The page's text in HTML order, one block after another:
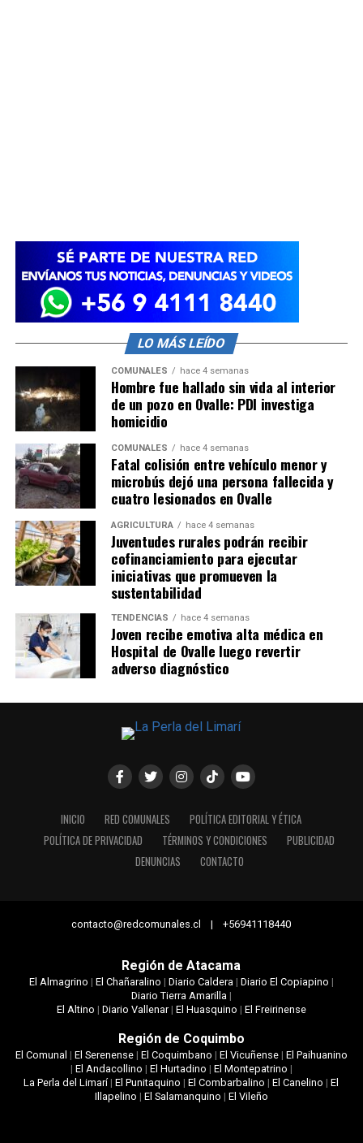
LO MÁS LEÍDO
COMUNALES hace 4 semanas
Hombre fue hallado sin vida al interior
de un pozo en Ovalle: PDI investiga
homicidio
COMUNALES hace 4 semanas
Fatal colisión entre vehículo menor y
microbús dejó una persona fallecida y
cuatro lesionados en Ovalle
AGRICULTURA hace 4 semanas
Juventudes rurales podrán recibir
cofinanciamiento para ejecutar
iniciativas que promueven la
sustentabilidad
TENDENCIAS hace 4 semanas
Joven recibe emotiva alta médica en
Hospital de Ovalle luego revertir
adverso diagnóstico
INICIO RED COMUNALES
POLÍTICA EDITORIAL Y ÉTICA
POLÍTICA DE PRIVACIDAD
TÉRMINOS Y CONDICIONES
PUBLICIDAD
DENUNCIAS
CONTACTO
contacto@redcomunales.cl | +56941118440
Región de Atacama
El Almagrino | El Chañaralino | Diario Caldera| Diario El Copiapino |
Diario Tierra Amarilla|
El Altino | Diario Vallenar| El Huasquino | El Freirinense
Región de Coquimbo
El Comunal | El Serenense| El Coquimbano | El Vicuñense| El Paihuanino
| El Andacollino | El Hurtadino | El Montepatrino |
La Perla del Limarí|El Punitaquino |El Combarbalino |El Canelino |El
Illapelino | El Salamanquino | El Vileño